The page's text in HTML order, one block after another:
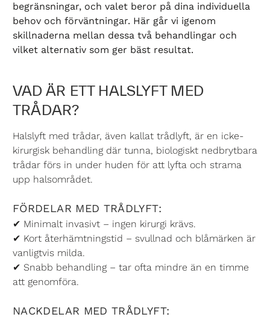
begränsningar, och valet beror på dina individuella
behov och förväntningar. Här går vi igenom
skillnaderna mellan dessa två behandlingar och
vilket alternativ som ger bäst resultat.
VAD ÄR ETT HALSLYFT MED
TRÅDAR?
Halslyft med trådar, även kallat trådlyft, är en icke-
kirurgisk behandling där tunna, biologiskt nedbrytbara
trådar förs in under huden för att lyfta och strama
upp halsområdet.
FÖRDELAR MED TRÅDLYFT:
✔ Minimalt invasivt – ingen kirurgi krävs.
✔ Kort återhämtningstid – svullnad och blåmärken är
vanligtvis milda.
✔ Snabb behandling – tar ofta mindre än en timme
att genomföra.
NACKDELAR MED TRÅDLYFT: